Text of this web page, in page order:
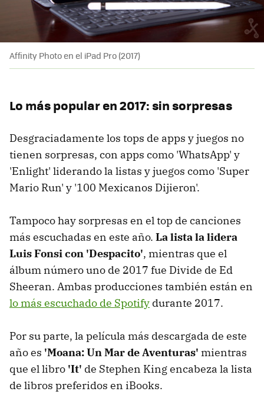
Affinity Photo en el iPad Pro (2017)
Lo más popular en 2017: sin sorpresas
Desgraciadamente los tops de apps y juegos no
tienen sorpresas, con apps como 'WhatsApp' y
'Enlight' liderando la listas y juegos como 'Super
Mario Run' y '100 Mexicanos Dijieron'.
Tampoco hay sorpresas en el top de canciones
más escuchadas en este año. La lista la lidera
Luis Fonsi con 'Despacito', mientras que el
álbum número uno de 2017 fue Divide de Ed
Sheeran. Ambas producciones también están en
lo más escuchado de Spotify durante 2017.
Por su parte, la película más descargada de este
año es 'Moana: Un Mar de Aventuras' mientras
que el libro 'It' de Stephen King encabeza la lista
de libros preferidos en iBooks.